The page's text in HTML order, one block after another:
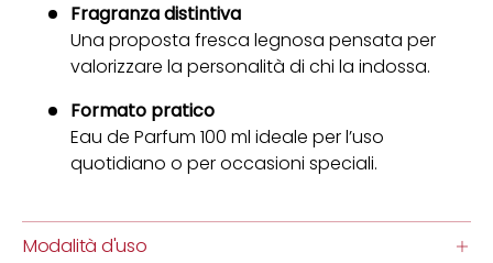
Fragranza distintiva
Una proposta fresca legnosa pensata per
valorizzare la personalità di chi la indossa.
Formato pratico
Eau de Parfum 100 ml ideale per l’uso
quotidiano o per occasioni speciali.
Modalità d'uso